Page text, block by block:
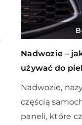
Nadwozie –
używać do
Nadwozie,
częścią
paneli, które